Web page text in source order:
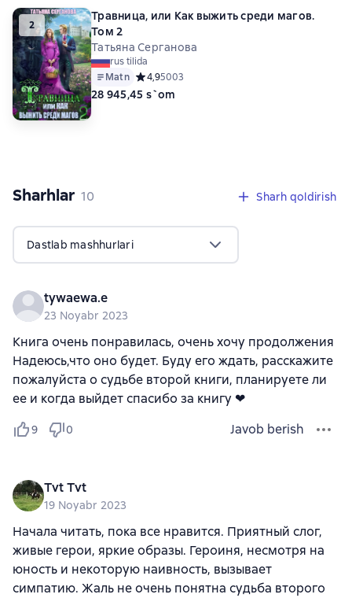
2
Травница, или Как выжить среди магов.
Том 2
Татьяна Серганова
rus tilida
Matn Средний рейтинг 4,9 на основе 5003 оценок
4,95003
28 945,45 s`om
Sharhlar 10 sharhlar
10 Sharh qoldirish
Dastlab mashhurlari
tywaewa.e
23 Noyabr 2023
Книга очень понравилась, очень хочу продолжения
Надеюсь,что оно будет. Буду его ждать, расскажите
пожалуйста о судьбе второй книги, планируете ли
ее и когда выйдет спасибо за книгу ❤
9 0 Javob berish
Tvt Tvt
19 Noyabr 2023
Начала читать, пока все нравится. Приятный слог,
живые герои, яркие образы. Героиня, несмотря на
юность и некоторую наивность, вызывает
симпатию. Жаль не очень понятна судьба второго